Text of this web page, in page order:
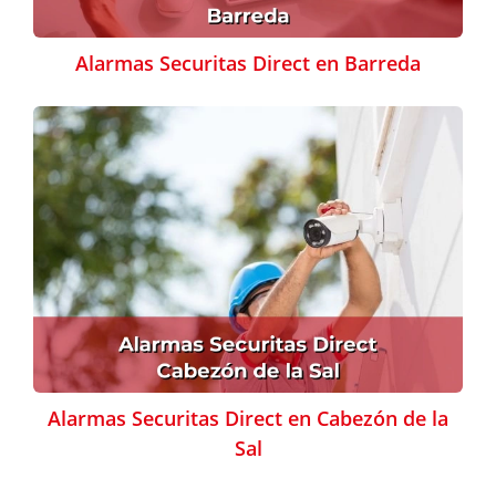
Alarmas Securitas Direct en Barreda
Alarmas Securitas Direct en Cabezón de la
Sal